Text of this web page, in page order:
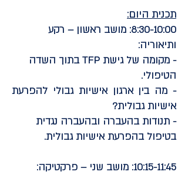
תכנית היום:
8:30-10:00: מושב ראשון – רקע
ותיאוריה:
- מקומה של גישת TFP בתוך השדה
הטיפולי.
- מה בין ארגון אישיות גבולי להפרעת
אישיות גבולית?
- תנודות בהעברה ובהעברה נגדית
בטיפול בהפרעת אישיות גבולית.
10:15-11:45: מושב שני – פרקטיקה: